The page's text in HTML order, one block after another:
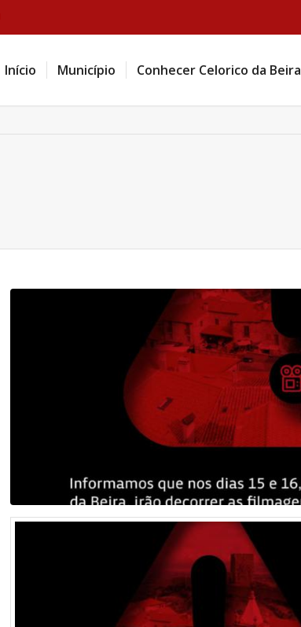
Início Município Conhecer Celorico da Beira